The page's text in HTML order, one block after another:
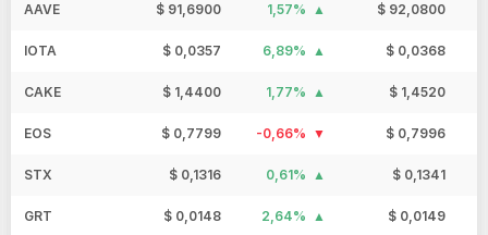
AAVE $ 91,6900 1,57% $ 92,0800
IOTA $ 0,0357 6,89% $ 0,0368
CAKE $ 1,4400 1,77% $ 1,4520
EOS $ 0,7799 -0,66% $ 0,7996
STX $ 0,1316 0,61% $ 0,1341
GRT $ 0,0148 2,64% $ 0,0149